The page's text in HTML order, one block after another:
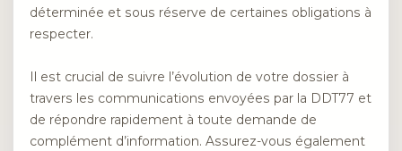
déterminée et sous réserve de certaines obligations à
respecter.
Il est crucial de suivre l’évolution de votre dossier à
travers les communications envoyées par la DDT77 et
de répondre rapidement à toute demande de
complément d’information. Assurez-vous également